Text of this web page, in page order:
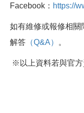
Facebook： https://
如有維修或報修相關
解答 （Q&A） 。
※以上資料若與官